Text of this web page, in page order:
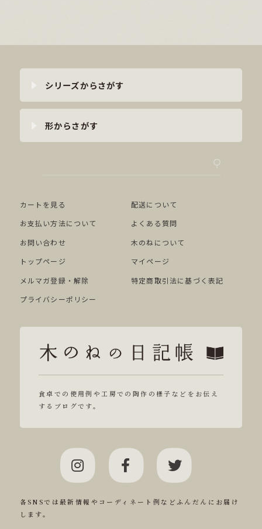
シリーズからさがす
形からさがす
カートを見る
配送について
お支払い方法について
よくある質問
お問い合わせ
木のねについて
トップページ
マイページ
メルマガ登録・解除
特定商取引法に基づく表記
プライバシーポリシー
食卓での使用例や工房での陶作の様子などをお伝え
するブログです。
各SNSでは最新情報やコーディネート例などふんだんにお届け
します。